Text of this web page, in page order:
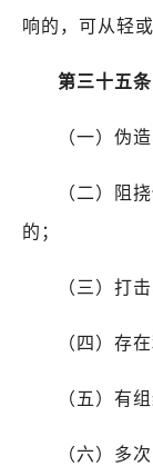
响的，可从轻
第三十五条
（一）伪
（二）阻
的；
（三）打
（四）存
（五）有
（六）多